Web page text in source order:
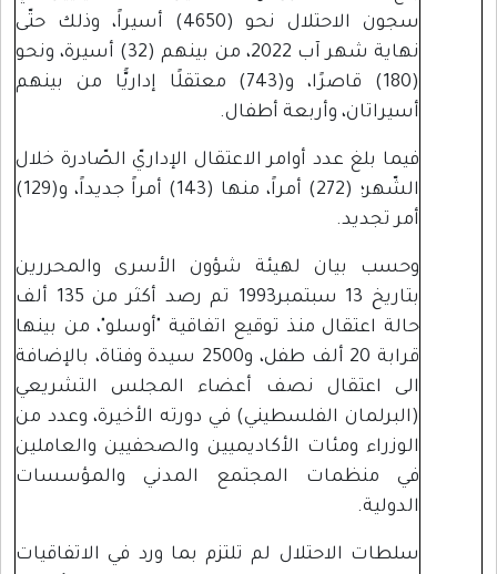
سجون الاحتلال نحو (4650) أسيراً، وذلك حتّى
نهاية شهر آب 2022، من بينهم (32) أسيرة، ونحو
(180) قاصرًا، و(743) معتقلًا إداريًّا من بينهم
أسيراتان، وأربعة أطفال.
فيما بلغ عدد أوامر الاعتقال الإداريّ الصّادرة خلال
الشّهر؛ (272) أمراً، منها (143) أمراً جديداً، و(129)
أمر تجديد.
وحسب بيان لهيئة شؤون الأسرى والمحررين
بتاريخ 13 سبتمبر1993 تم رصد أكثر من 135 ألف
حالة اعتقال منذ توقيع اتفاقية "أوسلو"، من بينها
قرابة 20 ألف طفل، و2500 سيدة وفتاة، بالإضافة
الى اعتقال نصف أعضاء المجلس التشريعي
(البرلمان الفلسطيني) في دورته الأخيرة، وعدد من
الوزراء ومئات الأكاديميين والصحفيين والعاملين
في منظمات المجتمع المدني والمؤسسات
الدولية.
سلطات الاحتلال لم تلتزم بما ورد في الاتفاقيات